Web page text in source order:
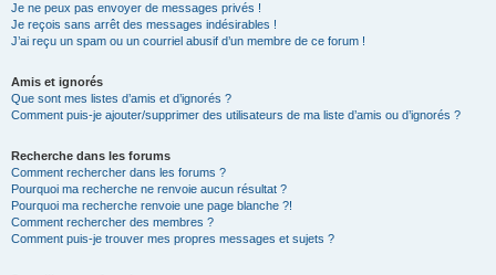
Je ne peux pas envoyer de messages privés !
Je reçois sans arrêt des messages indésirables !
J’ai reçu un spam ou un courriel abusif d’un membre de ce forum !
Amis et ignorés
Que sont mes listes d’amis et d’ignorés ?
Comment puis-je ajouter/supprimer des utilisateurs de ma liste d’amis ou d’ignorés ?
Recherche dans les forums
Comment rechercher dans les forums ?
Pourquoi ma recherche ne renvoie aucun résultat ?
Pourquoi ma recherche renvoie une page blanche ?!
Comment rechercher des membres ?
Comment puis-je trouver mes propres messages et sujets ?